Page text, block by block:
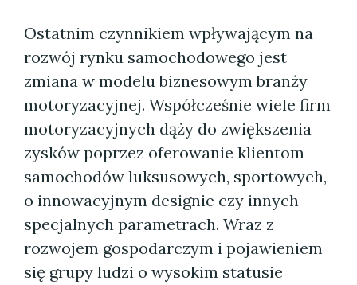
Ostatnim czynnikiem wpływającym na
rozwój rynku samochodowego jest
zmiana w modelu biznesowym branży
motoryzacyjnej. Współcześnie wiele firm
motoryzacyjnych dąży do zwiększenia
zysków poprzez oferowanie klientom
samochodów luksusowych, sportowych,
o innowacyjnym designie czy innych
specjalnych parametrach. Wraz z
rozwojem gospodarczym i pojawieniem
się grupy ludzi o wysokim statusie